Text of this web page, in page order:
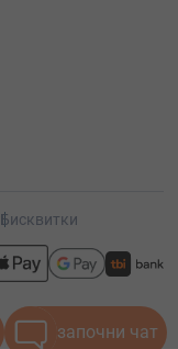
Бисквитки
започни чат